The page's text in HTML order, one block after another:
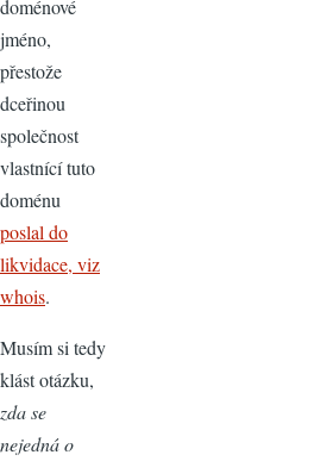
doménové
jméno,
přestože
dceřinou
společnost
vlastnící tuto
doménu
poslal do
likvidace, viz
whois.
Musím si tedy
klást otázku,
zda se
nejedná o